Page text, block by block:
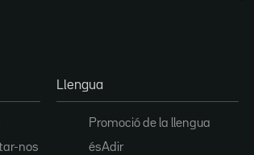
nos
Llengua
Promoció de la llengua
ésAdir